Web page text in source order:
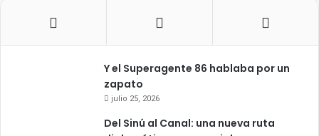
Y el Superagente 86 hablaba por un
zapato
julio 25, 2026
Del Sinú al Canal: una nueva ruta